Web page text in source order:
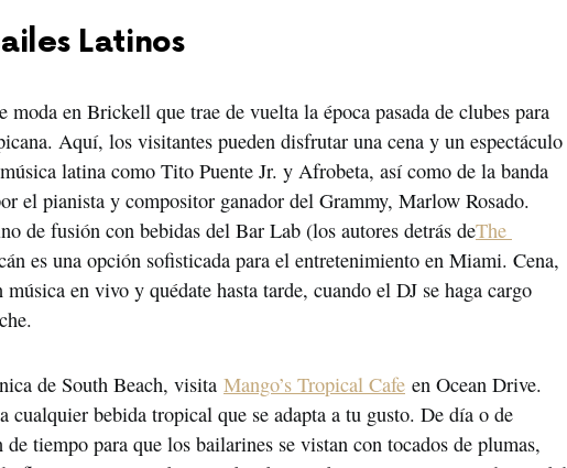
Latinos
moda en Brickell que trae de vuelta la época pasada de clubes para
Aquí, los visitantes pueden disfrutar una cena y un espectáculo
latina como Tito Puente Jr. y Afrobeta, así como de la banda
el pianista y compositor ganador del Grammy, Marlow Rosado.
de fusión con bebidas del Bar Lab (los autores detrás deThe
es una opción sofisticada para el entretenimiento en Miami. Cena,
en vivo y quédate hasta tarde, cuando el DJ se haga cargo
de South Beach, visita Mango’s Tropical Cafe en Ocean Drive.
cualquier bebida tropical que se adapta a tu gusto. De día o de
de tiempo para que los bailarines se vistan con tocados de plumas,